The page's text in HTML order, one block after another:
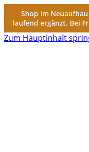
Shop im
laufend ergänzt. Bei
Zum Hauptinhalt